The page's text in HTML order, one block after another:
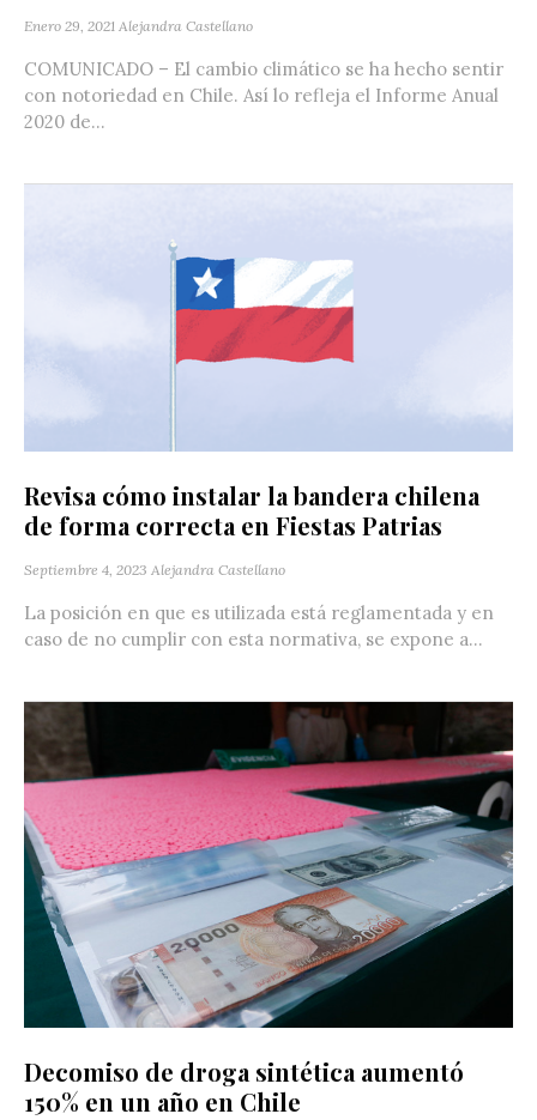
Enero 29, 2021 Alejandra Castellano
COMUNICADO – El cambio climático se ha hecho sentir
con notoriedad en Chile. Así lo refleja el Informe Anual
2020 de...
Revisa cómo instalar la bandera chilena
de forma correcta en Fiestas Patrias
Septiembre 4, 2023 Alejandra Castellano
La posición en que es utilizada está reglamentada y en
caso de no cumplir con esta normativa, se expone a...
Decomiso de droga sintética aumentó
150% en un año en Chile